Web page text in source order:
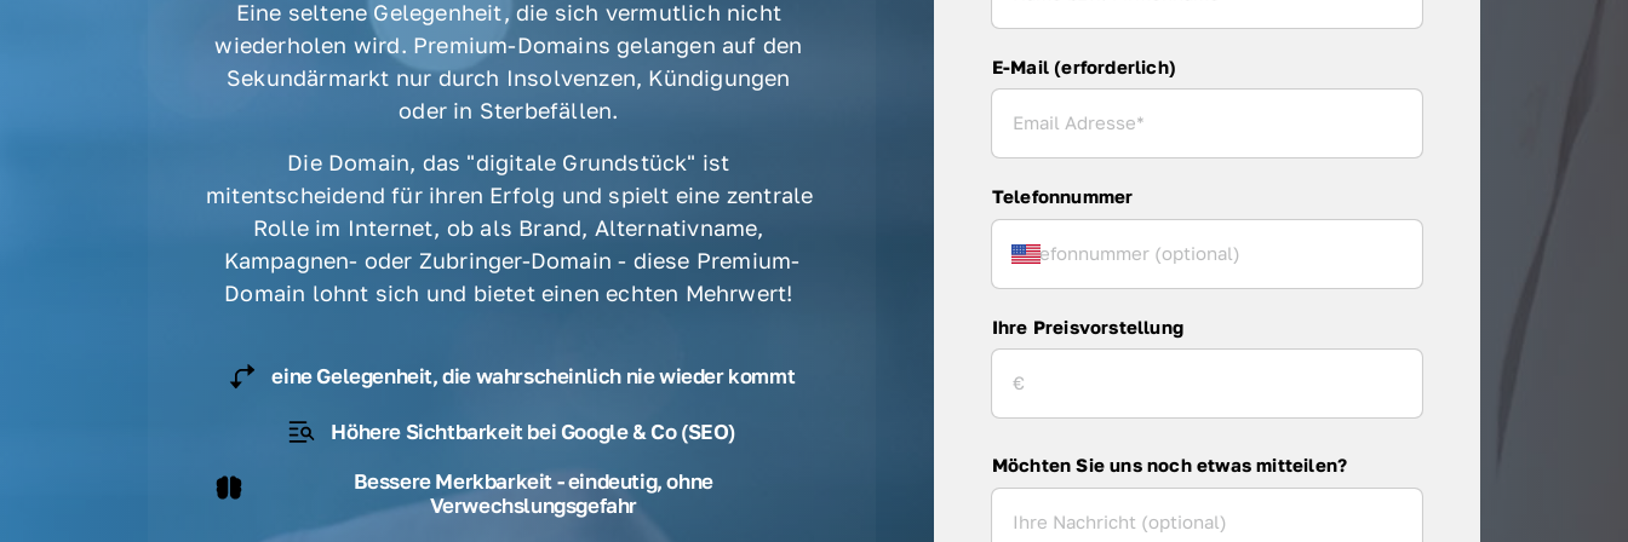
Eine seltene Gelegenheit, die sich vermutlich nicht
wiederholen wird. Premium-Domains gelangen auf den
Sekundärmarkt nur durch Insolvenzen, Kündigungen
oder in Sterbefällen.
Die Domain, das "digitale Grundstück" ist
mitentscheidend für ihren Erfolg und spielt eine zentrale
Rolle im Internet, ob als Brand, Alternativname,
Kampagnen- oder Zubringer-Domain - diese Premium-
Domain lohnt sich und bietet einen echten Mehrwert!
eine Gelegenheit, die wahrscheinlich nie wieder kommt
Höhere Sichtbarkeit bei Google & Co (SEO)
Bessere Merkbarkeit - eindeutig, ohne
Verwechslungsgefahr
E-Mail (erforderlich)
Telefonnummer
Ihre Preisvorstellung
Möchten Sie uns noch etwas mitteilen?